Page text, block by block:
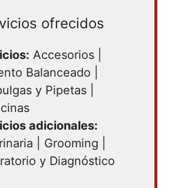
ofrecidos
Accesorios |
Balanceado |
y Pipetas |
adicionales:
| Grooming |
y Diagnóstico